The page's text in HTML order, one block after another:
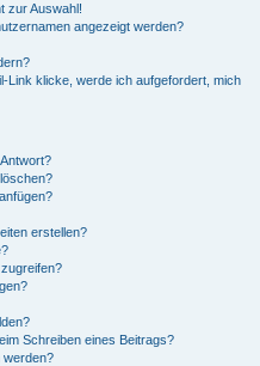
zur Auswahl!
angezeigt werden?
Link klicke, werde ich aufgefordert, mich
erstellen?
Schreiben eines Beitrags?
werden?